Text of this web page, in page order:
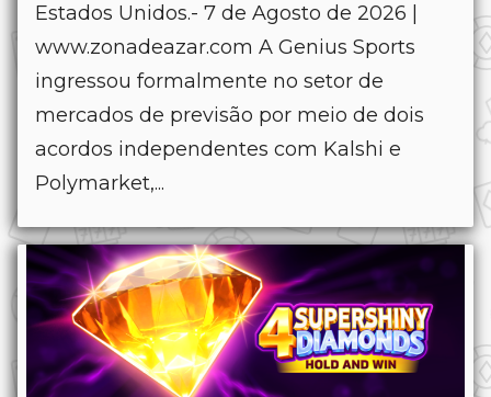
Estados Unidos.- 7 de Agosto de 2026 |
www.zonadeazar.com A Genius Sports
ingressou formalmente no setor de
mercados de previsão por meio de dois
acordos independentes com Kalshi e
Polymarket,...